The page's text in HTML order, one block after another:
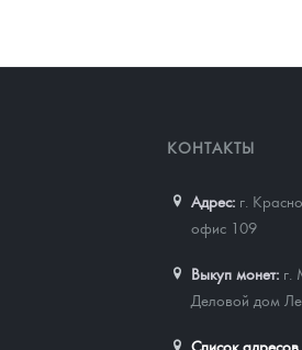
КОНТАКТЫ
Адрес: г.
офис 109
Выкуп монет: г.
Деловой дом
Список